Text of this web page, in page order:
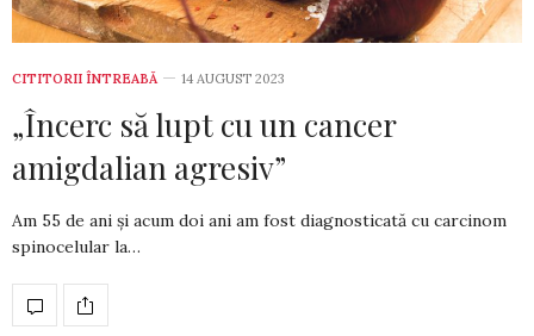
CITITORII ÎNTREABĂ 14 AUGUST 2023
„Încerc să lupt cu un cancer
amigdalian agresiv”
Am 55 de ani și acum doi ani am fost diagnos­ticată cu carcinom
spi­nocelular la…